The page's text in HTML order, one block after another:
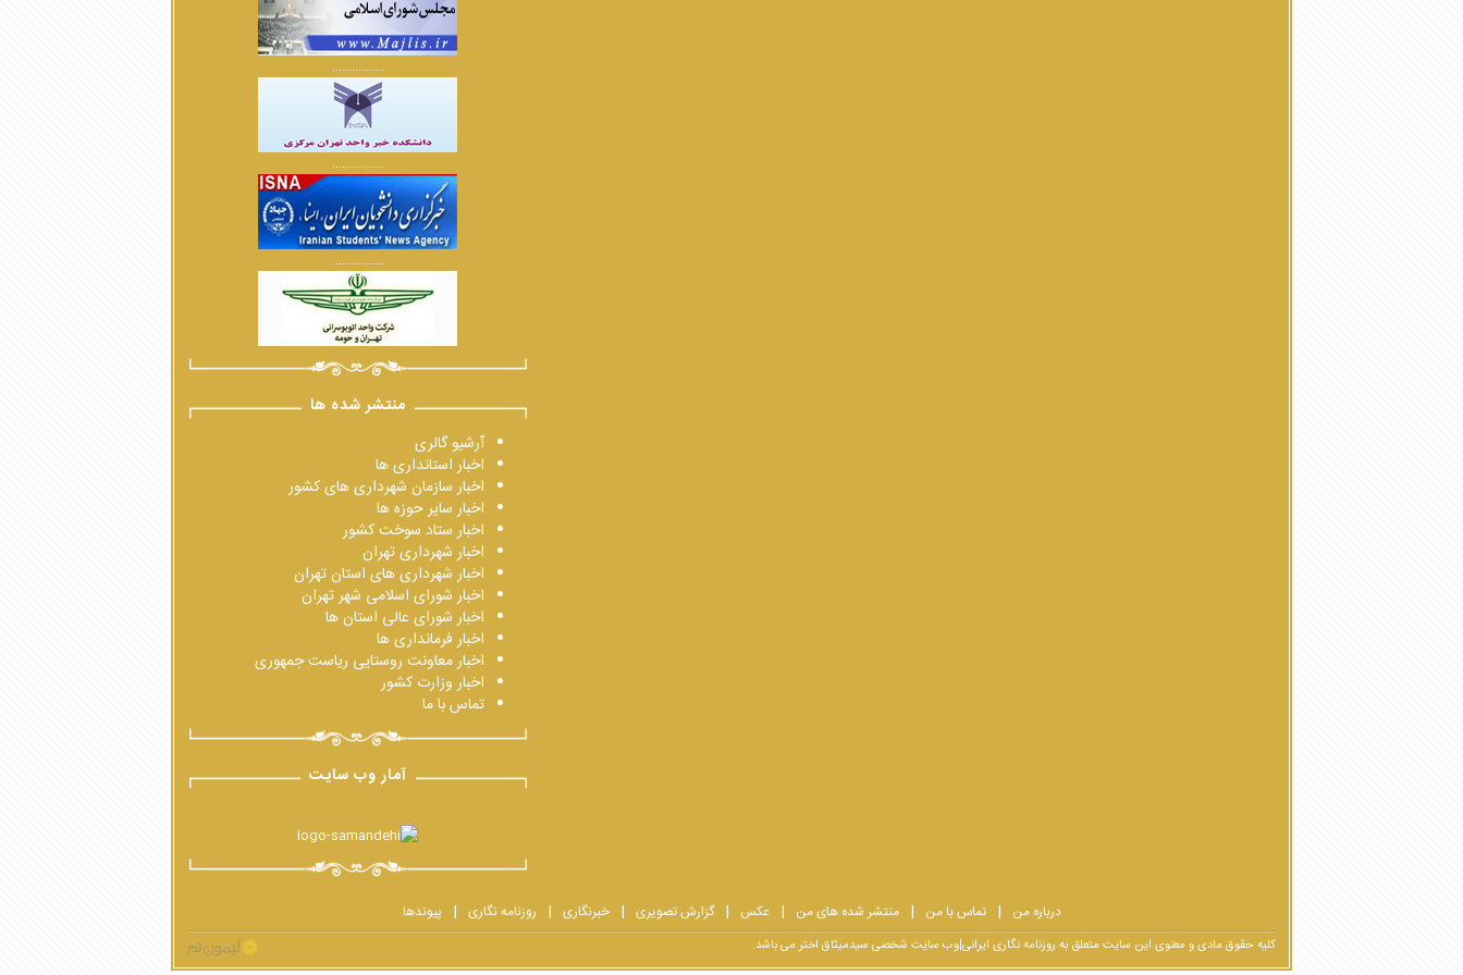
................
................
................
منتشر شده ها
آرشیو گالری
اخبار استانداری ها
اخبار سازمان شهرداری های کشور
اخبار سایر حوزه ها
اخبار ستاد سوخت کشور
اخبار شهرداری تهران
اخبار شهرداری های استان تهران
اخبار شورای اسلامی شهر تهران
اخبار شورای عالی استان ها
اخبار فرمانداری ها
اخبار معاونت روستایی ریاست جمهوری
اخبار وزارت کشور
تماس با ما
آمار وب سایت
درباره من تماس با من منتشر شده های من عکس گزارش تصویری خبرنگاری روزنامه نگاری پیوندها
کلیه حقوق مادی و معنوی این سایت متعلق به روزنامه نگاری ایرانی|وب سایت شخصی سیدمیثاق اختر می باشد.